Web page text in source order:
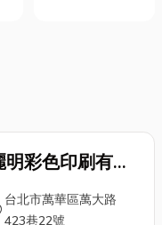
工作，申請貸
款仍可能被銀
度已滿」或
明彩色印刷有限
公司
台北市萬華區萬大路
423巷22號